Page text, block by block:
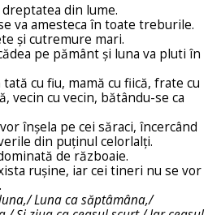
din lume.
va amesteca în toate treburile.
și cutremure mari.
pe pământ și luna va pluti în
cu fiu, mamă cu fiică, frate cu
vecin cu vecin, bătându-se ca
înșela pe cei săraci, încercând
din puținul celorlalți.
de războaie.
rușine, iar cei tineri nu se vor
Luna ca săptâmâna,/